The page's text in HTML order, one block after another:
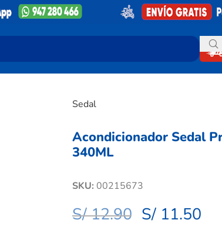
Sedal
Acondicionador Sedal
340ML
SKU: 00215673
S/12.90 S/11.50